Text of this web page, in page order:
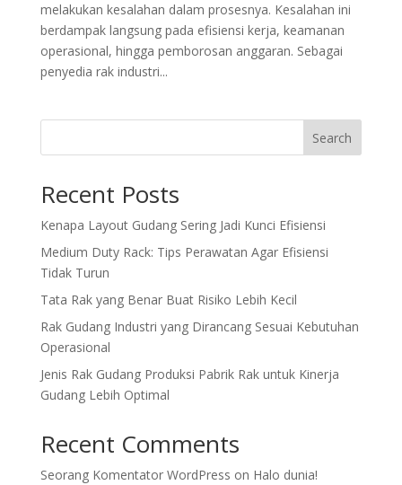
melakukan kesalahan dalam prosesnya. Kesalahan ini
berdampak langsung pada efisiensi kerja, keamanan
operasional, hingga pemborosan anggaran. Sebagai
penyedia rak industri...
Search
Recent Posts
Kenapa Layout Gudang Sering Jadi Kunci Efisiensi
Medium Duty Rack: Tips Perawatan Agar Efisiensi
Tidak Turun
Tata Rak yang Benar Buat Risiko Lebih Kecil
Rak Gudang Industri yang Dirancang Sesuai Kebutuhan
Operasional
Jenis Rak Gudang Produksi Pabrik Rak untuk Kinerja
Gudang Lebih Optimal
Recent Comments
Seorang Komentator WordPress on Halo dunia!